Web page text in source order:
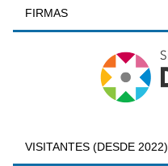
FIRMAS
VISITANTES (DESDE 2022)